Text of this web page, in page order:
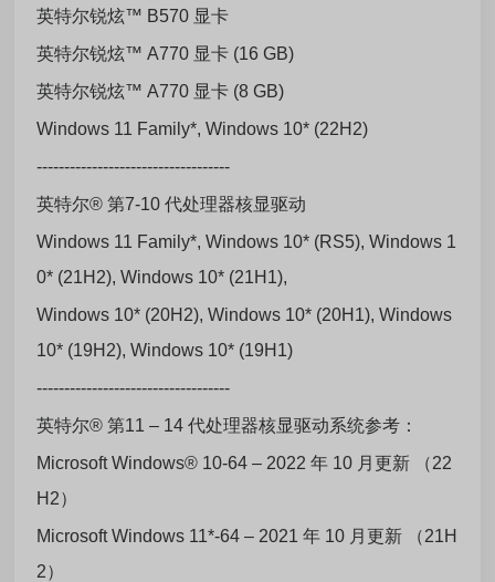
英特尔锐炫™ B570 显卡
英特尔锐炫™ A770 显卡 (16 GB)
英特尔锐炫™ A770 显卡 (8 GB)
Windows 11 Family*, Windows 10* (22H2)
-----------------------------------
英特尔® 第7-10 代处理器核显驱动
Windows 11 Family*, Windows 10* (RS5), Windows 1
0* (21H2), Windows 10* (21H1),
Windows 10* (20H2), Windows 10* (20H1), Windows
10* (19H2), Windows 10* (19H1)
-----------------------------------
英特尔® 第11 – 14 代处理器核显驱动系统参考：
Microsoft Windows® 10-64 – 2022 年 10 月更新 （22
H2）
Microsoft Windows 11*-64 – 2021 年 10 月更新 （21H
2）